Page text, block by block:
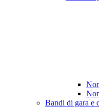
Bandi di gara e